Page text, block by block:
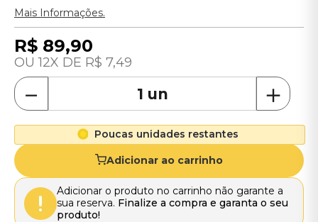
Mais Informações.
R$ 89,90
12 R$ 7,49
＋
－
Poucas unidades restantes
Adicionar ao carrinho
Adicionar o produto no carrinho não garante a
sua reserva. Finalize a compra e garanta o seu
produto!